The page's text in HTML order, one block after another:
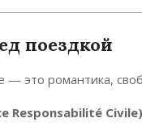
поездкой
это романтика,
Responsabilité Civile)